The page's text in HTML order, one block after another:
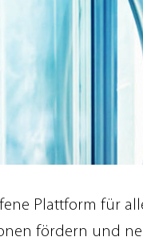
Plattform für
fördern und